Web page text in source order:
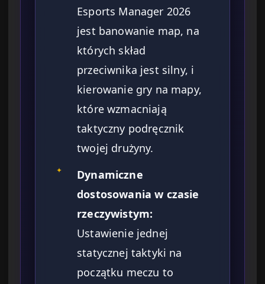
Esports Manager 2026
jest banowanie map, na
których skład
przeciwnika jest silny, i
kierowanie gry na mapy,
które wzmacniają
taktyczny podręcznik
twojej drużyny.
✦
Dynamiczne
dostosowania w czasie
rzeczywistym:
Ustawienie jednej
statycznej taktyki na
początku meczu to